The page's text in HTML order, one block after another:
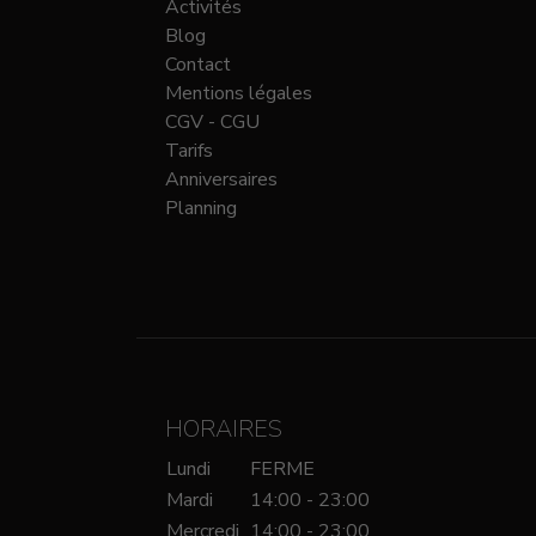
Activités
Blog
Contact
Mentions légales
CGV - CGU
Tarifs
Anniversaires
Planning
HORAIRES
Lundi
FERME
Mardi
14:00 - 23:00